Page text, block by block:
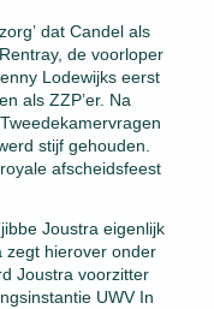
dat Candel als
de voorloper
Lodewijks eerst
als ZZP’er. Na
stijf gehouden.
afscheidsfeest
Joustra eigenlijk
zegt hierover onder
Joustra voorzitter
UWV In